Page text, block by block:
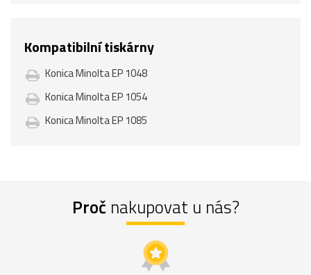
Kompatibilní tiskárny
Konica Minolta EP 1048
Konica Minolta EP 1054
Konica Minolta EP 1085
Proč nakupovat u nás?